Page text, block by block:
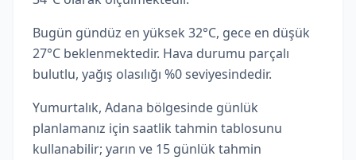
Bugün gündüz en yüksek 32°C, gece en düşük
27°C beklenmektedir. Hava durumu parçalı
bulutlu, yağış olasılığı %0 seviyesindedir.
Yumurtalık, Adana bölgesinde günlük
planlamanız için saatlik tahmin tablosunu
kullanabilir; yarın ve 15 günlük tahmin